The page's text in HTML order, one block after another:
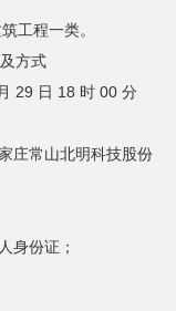
工程一类。
方式
29 日 18 时 00 分
庄常山北明科技股份
身份证；